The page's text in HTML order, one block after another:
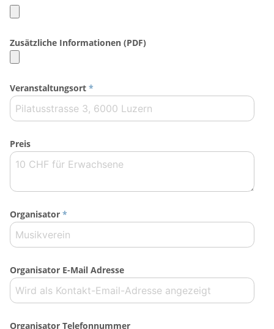
Zusätzliche Informationen (PDF)
Veranstaltungsort *
Preis
Organisator *
Organisator E-Mail Adresse
Organisator Telefonnummer